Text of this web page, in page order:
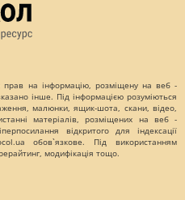
прав на інформацію, розміщену на веб -
інше. Під інформацією розуміються
малюнки, ящик-шота, скани, відео,
матеріалів, розміщених на веб -
відкритого для індексації
обов`язкове. Під використанням
модифікація тощо.